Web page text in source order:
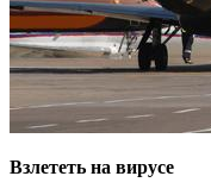
Взлететь на вирусе